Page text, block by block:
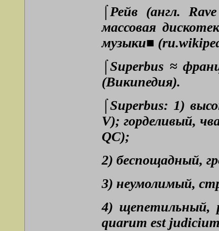
⌠Рейв (англ.
массовая
музыки■
⌠Superbus ≈
(Википедия).
⌠Superbus: 1)
V); горделивый,
QC);
2) беспощадный,
3) неумолимый,
4) щепетильный,
quarum est